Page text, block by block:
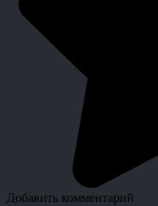
Добавить комментарий